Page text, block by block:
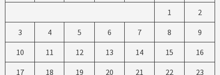
1 2
3 4 5 6 7 8 9
10 11 12 13 14 15 16
17 18 19 20 21 22 23